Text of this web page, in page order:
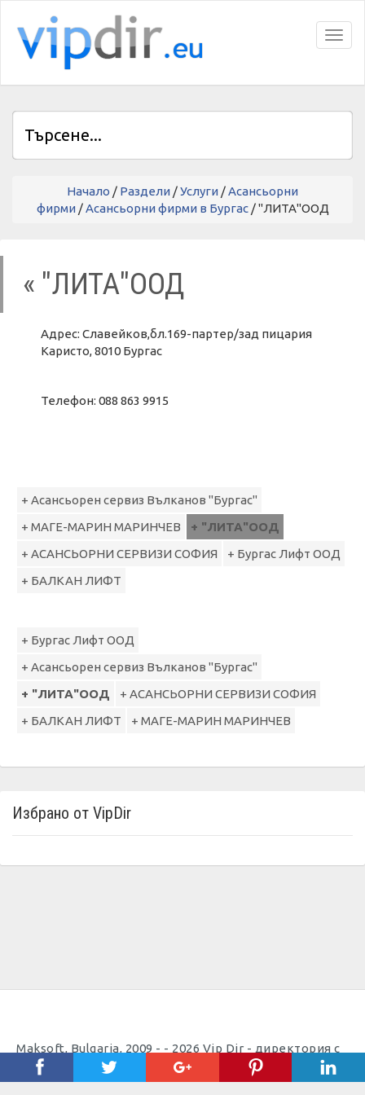
Начало / Раздели /Услуги /Асансьорни
фирми/Асансьорни фирми в Бургас/ "ЛИТА"ООД
« "ЛИТА"ООД
Адрес: Славейков,бл.169-партер/зад пицария
Каристо, 8010 Бургас
Телефон: 088 863 9915
+ Асансьорен сервиз Вълканов "Бургас"
+ МАГЕ-МАРИН МАРИНЧЕВ
+ "ЛИТА"ООД
+ АСАНСЬОРНИ СЕРВИЗИ СОФИЯ
+ Бургас Лифт ООД
+ БАЛКАН ЛИФТ
+ Бургас Лифт ООД
+ Асансьорен сервиз Вълканов "Бургас"
+ "ЛИТА"ООД
+ АСАНСЬОРНИ СЕРВИЗИ СОФИЯ
+ БАЛКАН ЛИФТ
+ МАГЕ-МАРИН МАРИНЧЕВ
Избрано от VipDir
Maksoft, Bulgaria, 2009 - - 2026 Vip Dir - директория с
полезни телефони |